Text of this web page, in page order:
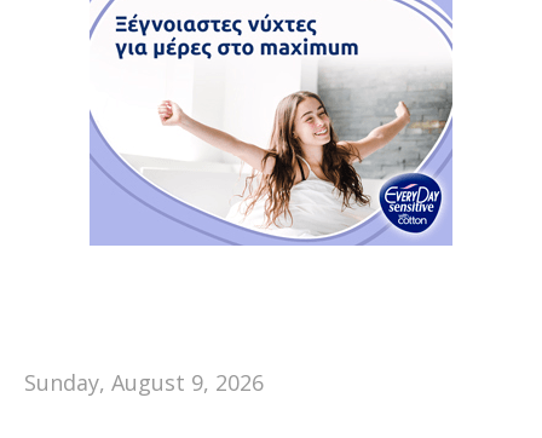
Sunday, August 9, 2026